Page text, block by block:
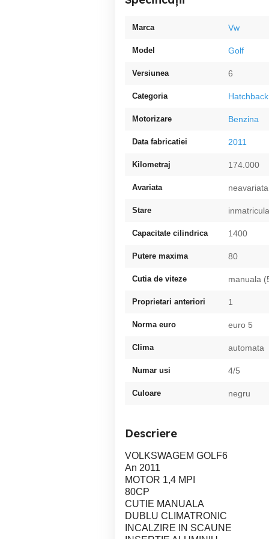
Marca Vw
Model Golf
Versiunea 6
Categoria Hatchback
Motorizare Benzina
Data fabricatiei 2011
Kilometraj 174.000
Avariata neavariata
Stare
Capacitate cilindrica 1400
Putere maxima 80
Cutia de viteze manuala
Proprietari anteriori 1
Norma euro euro 5
Clima automata
Numar usi 4/5
Culoare negru
Descriere
VOLKSWAGEM GOLF6
An 2011
MOTOR 1,4 MPI
80CP
CUTIE MANUALA
DUBLU CLIMATRONIC
INCALZIRE IN SCAUNE